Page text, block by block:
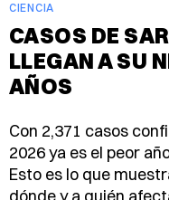
CIENCIA
CASOS DE
LLEGAN A SU
AÑOS
Con 2,371 casos
2026 ya es el peor
Esto es lo que